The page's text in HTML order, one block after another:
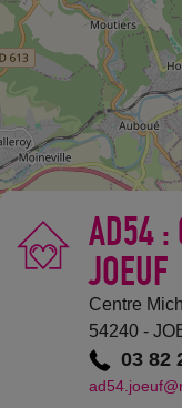
AD54 :
JOEUF
Centre
54240 -
03 82